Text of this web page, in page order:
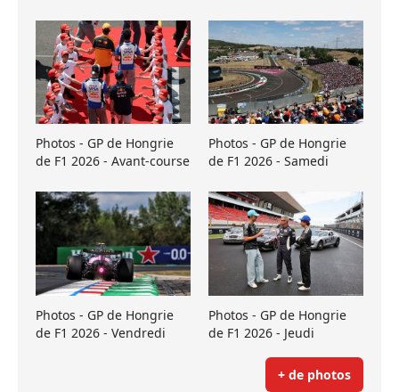
Photos - GP de Hongrie
de F1 2026 - Avant-course
Photos - GP de Hongrie
de F1 2026 - Samedi
Photos - GP de Hongrie
de F1 2026 - Vendredi
Photos - GP de Hongrie
de F1 2026 - Jeudi
+ de photos